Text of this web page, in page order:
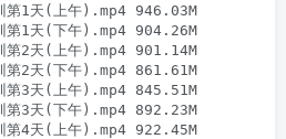
第1天(上午).mp4 946.03M
第1天(下午).mp4 904.26M
第2天(上午).mp4 901.14M
第2天(下午).mp4 861.61M
第3天(上午).mp4 845.51M
第3天(下午).mp4 892.23M
第4天(上午).mp4 922.45M